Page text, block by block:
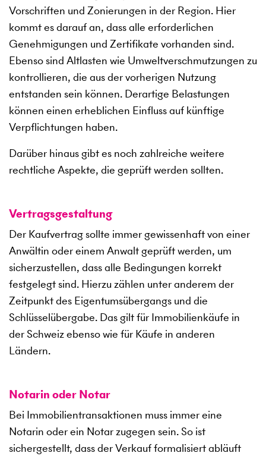
Vorschriften und Zonierungen in der Region. Hier
kommt es darauf an, dass alle erforderlichen
Genehmigungen und Zertifikate vorhanden sind.
Ebenso sind Altlasten wie Umweltverschmutzungen zu
kontrollieren, die aus der vorherigen Nutzung
entstanden sein können. Derartige Belastungen
können einen erheblichen Einfluss auf künftige
Verpflichtungen haben.
Darüber hinaus gibt es noch zahlreiche weitere
rechtliche Aspekte, die geprüft werden sollten.
Vertragsgestaltung
Der Kaufvertrag sollte immer gewissenhaft von einer
Anwältin oder einem Anwalt geprüft werden, um
sicherzustellen, dass alle Bedingungen korrekt
festgelegt sind. Hierzu zählen unter anderem der
Zeitpunkt des Eigentumsübergangs und die
Schlüsselübergabe. Das gilt für Immobilienkäufe in
der Schweiz ebenso wie für Käufe in anderen
Ländern.
Notarin oder Notar
Bei Immobilientransaktionen muss immer eine
Notarin oder ein Notar zugegen sein. So ist
sichergestellt, dass der Verkauf formalisiert abläuft